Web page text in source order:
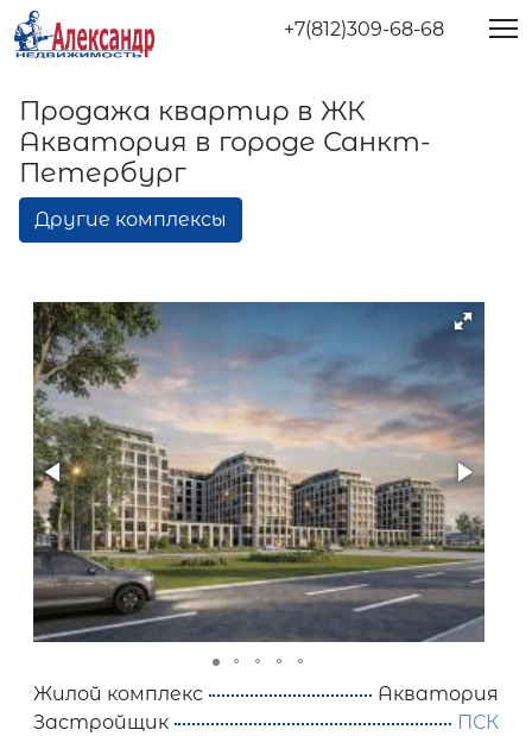
+7(812)309-68-68
Продажа квартир в ЖК
Акватория в городе Санкт-
Петербург
Другие комплексы
Жилой комплекс
Акватория
Застройщик
ПСК